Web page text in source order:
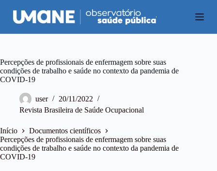
P
u
a
a
r
a
e
ú
d
o
Percepções de profissionais de enfermagem sobre suas
condições de trabalho e saúde no contexto da pandemia de
COVID-19
user
20/11/2022
Revista Brasileira de Saúde Ocupacional
Início
Documentos científicos
Percepções de profissionais de enfermagem sobre suas
condições de trabalho e saúde no contexto da pandemia de
COVID-19